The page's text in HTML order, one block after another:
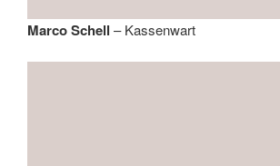
Marco Schell – Kassenwart